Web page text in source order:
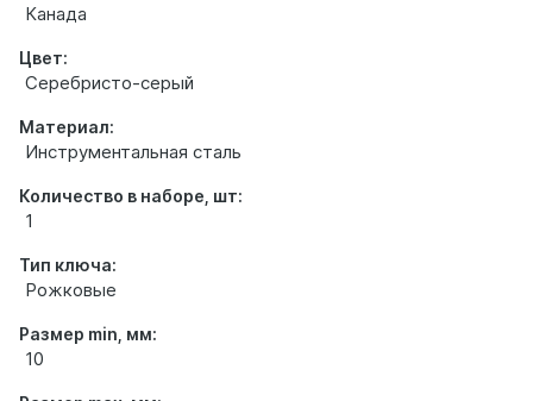
Канада
Цвет:
Серебристо-серый
Материал:
Инструментальная сталь
Количество в наборе, шт:
1
Тип ключа:
Рожковые
Размер min, мм:
10